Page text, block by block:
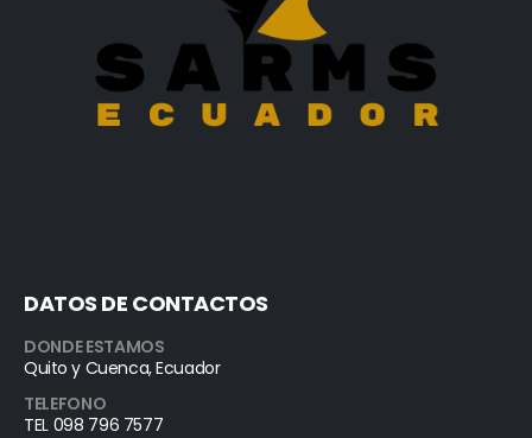
DATOS DE CONTACTOS
DONDE ESTAMOS
Quito y Cuenca, Ecuador
TELEFONO
TEL 098 796 7577